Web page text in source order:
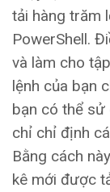
tải hàng trăm
PowerShell.
và làm cho
lệnh của bạn
bạn có thể sử
chỉ chỉ định
Bằng cách
kê mới được